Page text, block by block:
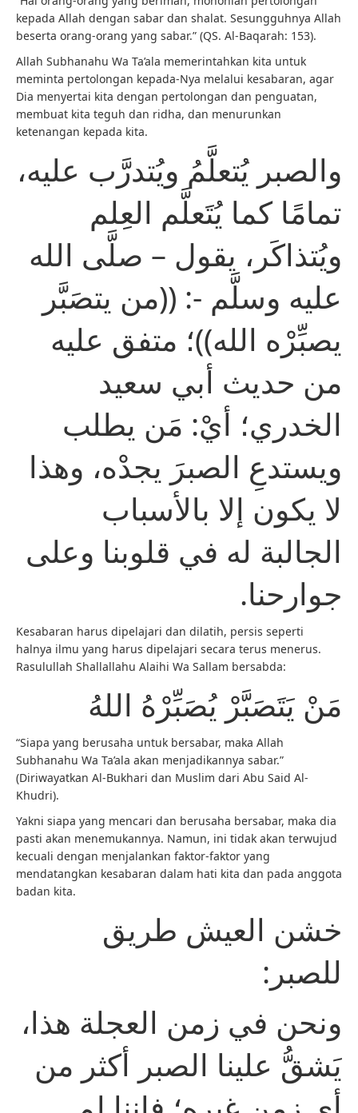
kepada Allah dengan sabar dan shalat. Sesungguhnya Allah
beserta orang-orang yang sabar.” (QS. Al-Baqarah: 153).
Allah Subhanahu Wa Ta’ala memerintahkan kita untuk
meminta pertolongan kepada-Nya melalui kesabaran, agar
Dia menyertai kita dengan pertolongan dan penguatan,
membuat kita teguh dan ridha, dan menurunkan
ketenangan kepada kita.
والصبر يُتعلَّمُ ويُتدرَّب عليه،
تمامًا كما يُتَعلَّم العِلم
ويُتذاكَر، يقول – صلَّى الله
عليه وسلَّم -: ((من يتصَبَّر
يصبِّرْه الله))؛ متفق عليه
من حديث أبي سعيد
الخدري؛ أيْ: مَن يطلب
ويستدعِ الصبرَ يجدْه، وهذا
لا يكون إلا بالأسباب
الجالبة له في قلوبنا وعلى
جوارحنا.
Kesabaran harus dipelajari dan dilatih, persis seperti
halnya ilmu yang harus dipelajari secara terus menerus.
Rasulullah Shallallahu Alaihi Wa Sallam bersabda:
مَنْ يَتَصَبَّرْ يُصَبِّرْهُ اللهُ
“Siapa yang berusaha untuk bersabar, maka Allah
Subhanahu Wa Ta’ala akan menjadikannya sabar.”
(Diriwayatkan Al-Bukhari dan Muslim dari Abu Said Al-
Khudri).
Yakni siapa yang mencari dan berusaha bersabar, maka dia
pasti akan menemukannya. Namun, ini tidak akan terwujud
kecuali dengan menjalankan faktor-faktor yang
mendatangkan kesabaran dalam hati kita dan pada anggota
badan kita.
خشن العيش طريق
للصبر:
ونحن في زمن العجلة هذا،
يَشقُّ علينا الصبر أكثر من